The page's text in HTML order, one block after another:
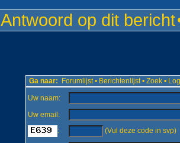
Antwoord op dit bericht
Ga naar: Forumlijst • Berichtenlijst • Zoek •
Uw naam:
Uw email:
:
(Vul deze code in svp)